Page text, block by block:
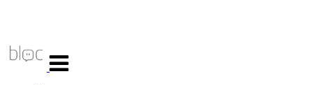
navigasjon